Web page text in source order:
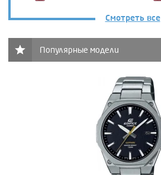
Смотреть все
Популярные модели